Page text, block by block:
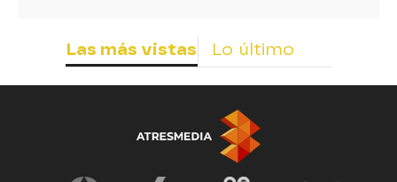
Las más vistas Lo último